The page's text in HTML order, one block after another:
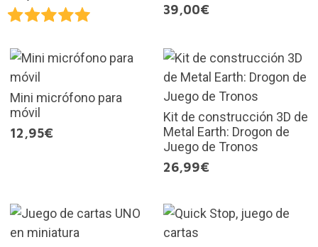
39,00€
Mini micrófono para
móvil
12,95€
Kit de construcción 3D de
Metal Earth: Drogon de
Juego de Tronos
26,99€